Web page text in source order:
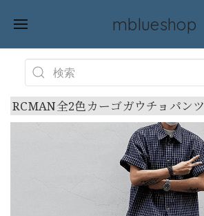
mblueshop
RCMAN全2色カーゴガウチョパンツ